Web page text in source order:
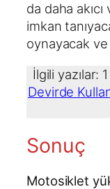
da daha
imkan
oynayacak
İlgili yazılar: 1
Devirde
Sonuç
Motosiklet